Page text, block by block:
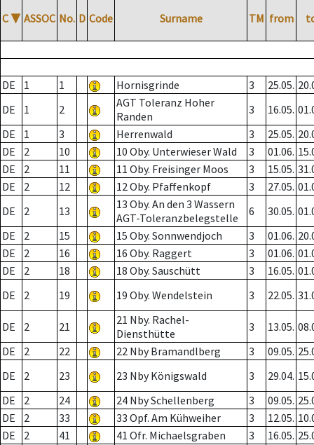
C ▼ ASSOC No. D Code Surname TM from
DE 1 1 Hornisgrinde 3 25.05.
DE
1 2
AGT Toleranz Hoher
Randen
3 16.05.
DE
1 3 Herrenwald 3 25.05.
DE
2 10 10 Oby. Unterwieser Wald 3 01.06.
DE
2 11 11 Oby. Freisinger Moos 3 15.05.
DE
2 12 12 Oby. Pfaffenkopf 3 27.05.
DE
2 13
13 Oby. An den 3 Wassern
AGT-Toleranzbelegstelle
6 30.05.
DE
2 15 15 Oby. Sonnwendjoch 3 01.06.
DE
2 16 16 Oby. Raggert 3 01.06.
DE
2 18 18 Oby. Sauschütt 3 16.05.
DE
2 19 19 Oby. Wendelstein 3 22.05.
DE 2 21
21 Nby. Rachel-
Diensthütte
3 13.05.
DE
2 22 22 Nby Bramandlberg 3 09.05.
DE
2 23 23 Nby Königswald 3 29.04.
DE
2 24 24 Nby Schellenberg 3 09.05.
DE
2 33 33 Opf. Am Kühweiher 3 12.05.
DE
2 41 41 Ofr. Michaelsgraben 3 16.05.